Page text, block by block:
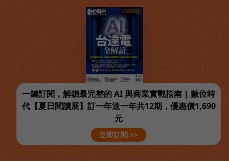
一鍵訂閱，解鎖最完整的 AI 與商業實戰指南 | 數位時
代【夏日閱讀展】訂一年送一年共12期，優惠價1,690
元
立即訂閱 >>